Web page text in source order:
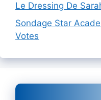
Le Dressing De
Sondage Star
Votes